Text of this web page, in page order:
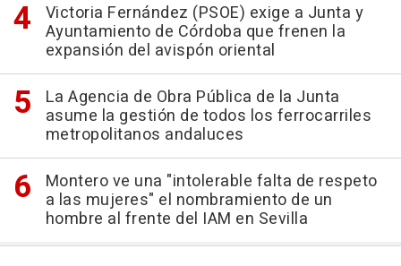
Victoria Fernández (PSOE) exige a Junta y
Ayuntamiento de Córdoba que frenen la
expansión del avispón oriental
La Agencia de Obra Pública de la Junta
asume la gestión de todos los ferrocarriles
metropolitanos andaluces
Montero ve una "intolerable falta de respeto
a las mujeres" el nombramiento de un
hombre al frente del IAM en Sevilla